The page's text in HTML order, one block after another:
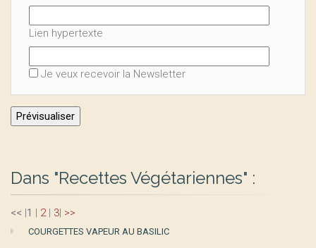
Lien hypertexte
Je veux recevoir la Newsletter
Dans "Recettes Végétariennes" :
<< |1 | 2 | 3| >>
COURGETTES VAPEUR AU BASILIC